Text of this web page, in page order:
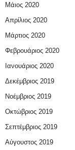
Μάιος 2020
Απρίλιος 2020
Μάρτιος 2020
Φεβρουάριος 2020
Ιανουάριος 2020
Δεκέμβριος 2019
Νοέμβριος 2019
Οκτώβριος 2019
Σεπτέμβριος 2019
Αύγουστος 2019